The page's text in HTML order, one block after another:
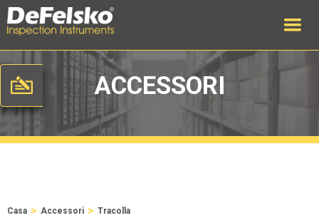
ACCESSORI
Casa > Accessori > Tracolla